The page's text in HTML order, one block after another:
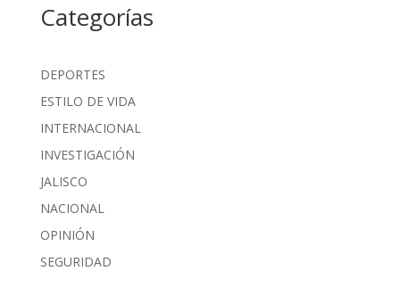
Categorías
DEPORTES
ESTILO DE VIDA
INTERNACIONAL
INVESTIGACIÓN
JALISCO
NACIONAL
OPINIÓN
SEGURIDAD